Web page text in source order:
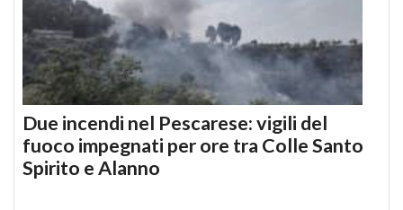
Due incendi nel Pescarese: vigili del
fuoco impegnati per ore tra Colle Santo
Spirito e Alanno